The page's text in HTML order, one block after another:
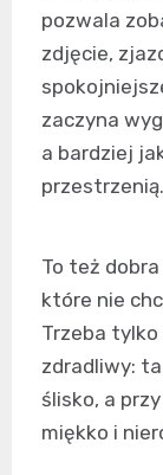
pozwala
zdjęcie,
zaczyna
a bardziej
przestrzenią.
To też
które nie
Trzeba
zdradliwy:
ślisko, a
miękko i